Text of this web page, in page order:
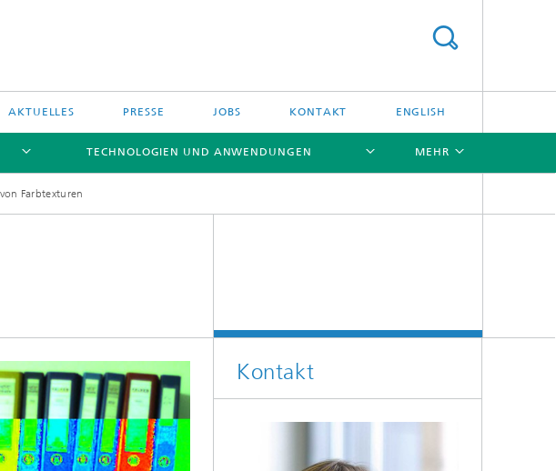
AKTUELLES PRESSE JOBS KONTAKT ENGLISH
TECHNOLOGIEN UND ANWENDUNGEN MEHR
Farbtexturen
Kontakt